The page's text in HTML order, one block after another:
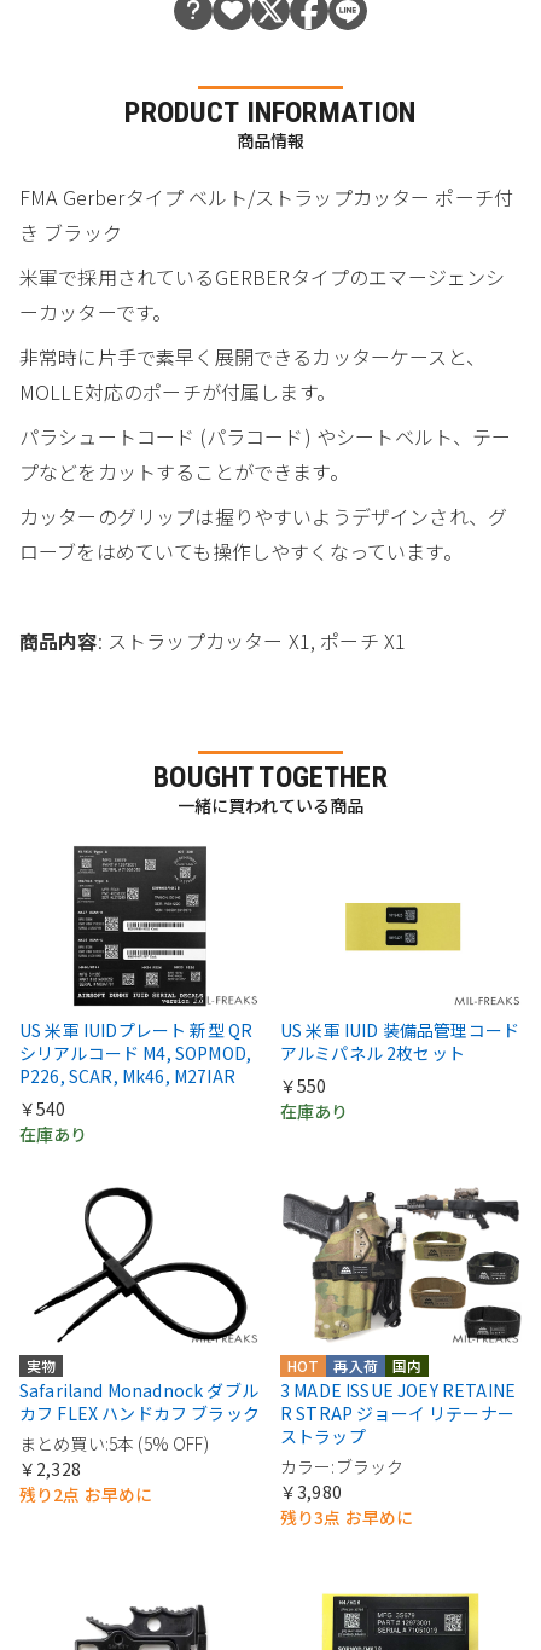
PRODUCT INFORMATION
商品情報
FMA Gerberタイプ ベルト/ストラップカッター ポーチ付
き ブラック
米軍で採用されているGERBERタイプのエマージェンシ
ーカッターです。
非常時に片手で素早く展開できるカッターケースと、
MOLLE対応のポーチが付属します。
パラシュートコード (パラコード) やシートベルト、テー
プなどをカットすることができます。
カッターのグリップは握りやすいようデザインされ、グ
ローブをはめていても操作しやすくなっています。
商品内容: ストラップカッター X1, ポーチ X1
BOUGHT TOGETHER
一緒に買われている商品
US 米軍 IUIDプレート 新型 QR
シリアルコード M4, SOPMOD,
P226, SCAR, Mk46, M27IAR
￥540
在庫あり
US 米軍 IUID 装備品管理コード
アルミパネル 2枚セット
￥550
在庫あり
実物
Safariland Monadnock ダブル
カフ FLEX ハンドカフ ブラック
まとめ買い:5本 (5% OFF)
￥2,328
残り2点 お早めに
国内
再入荷
HOT
3 MADE ISSUE JOEY RETAINE
R STRAP ジョーイ リテーナー
ストラップ
カラー:ブラック
￥3,980
残り3点 お早めに